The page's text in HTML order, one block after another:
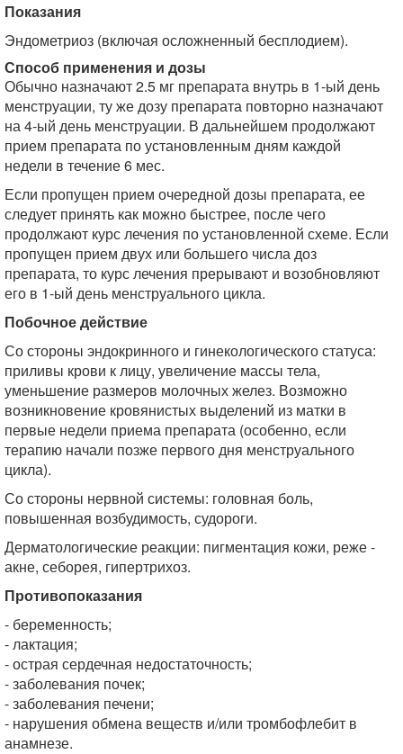
Показания
Эндометриоз (включая осложненный бесплодием).
Способ применения и дозы
Обычно назначают 2.5 мг препарата внутрь в 1-ый день
менструации, ту же дозу препарата повторно назначают
на 4-ый день менструации. В дальнейшем продолжают
прием препарата по установленным дням каждой
недели в течение 6 мес.
Если пропущен прием очередной дозы препарата, ее
следует принять как можно быстрее, после чего
продолжают курс лечения по установленной схеме. Если
пропущен прием двух или большего числа доз
препарата, то курс лечения прерывают и возобновляют
его в 1-ый день менструального цикла.
Побочное действие
Со стороны эндокринного и гинекологического статуса:
приливы крови к лицу, увеличение массы тела,
уменьшение размеров молочных желез. Возможно
возникновение кровянистых выделений из матки в
первые недели приема препарата (особенно, если
терапию начали позже первого дня менструального
цикла).
Со стороны нервной системы: головная боль,
повышенная возбудимость, судороги.
Дерматологические реакции: пигментация кожи, реже -
акне, себорея, гипертрихоз.
Противопоказания
- беременность;
- лактация;
- острая сердечная недостаточность;
- заболевания почек;
- заболевания печени;
- нарушения обмена веществ и/или тромбофлебит в
анамнезе.